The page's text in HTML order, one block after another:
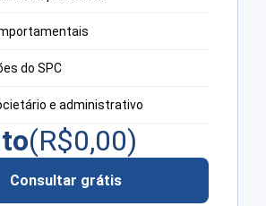
do SPC
e administrativo
(R$0,00)
Consultar grátis